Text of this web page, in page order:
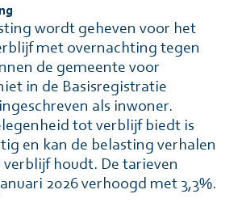
wordt geheven voor het
met overnachting tegen
de gemeente voor
in de Basisregistratie
als inwoner.
tot verblĳf biedt is
en kan de belasting verhalen
houdt. De tarieven
2026 verhoogd met 3,3%.